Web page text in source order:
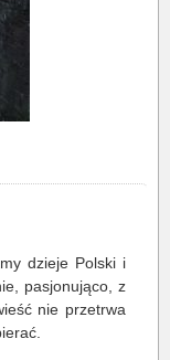
dzieje Polski i
pasjonująco, z
nie przetrwa